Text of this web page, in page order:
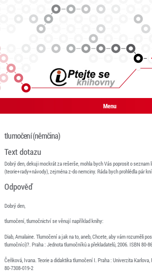
Menu
tlumočení (němčina)
Text dotazu
Dobrý den, dekuji mockrát za rešerše, mohla bych Vás poprosit o
(teorie+rady+návody), zejména z-do nemciny. Ráda bych prohlédla pár
Odpověď
Dobrý den,
tlumočení, tlumočnictví se věnují například knihy:
Diab, Amalaine. Tlumočení a jak na to, aneb, Chcete, aby vám rozuměli
tlumočníci)?. Praha : Jednota tlumočníků a překladatelů, 2006. ISBN 80-
Čeňková, Ivana. Teorie a didaktika tlumočení I. Praha : Univerzita
80-7308-019-2